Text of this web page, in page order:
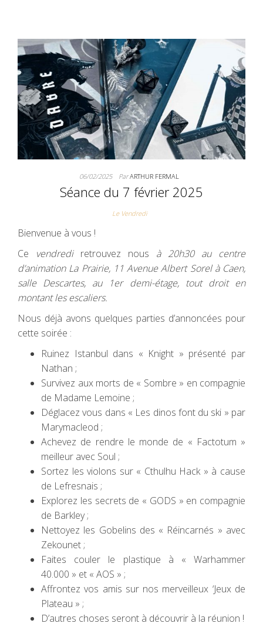
06/02/2025 ParARTHUR FERMAL
Séance du 7 février 2025
Le Vendredi
Bienvenue à vous !
Ce vendredi retrouvez nous à 20h30 au centre
d’animation La Prairie, 11 Avenue Albert Sorel à Caen,
salle Descartes, au 1er demi-étage, tout droit en
montant les escaliers.
Nous déjà avons quelques parties d’annoncées pour
cette soirée :
Ruinez Istanbul dans « Knight » présenté par
Nathan ;
Survivez aux morts de « Sombre » en compagnie
de Madame Lemoine ;
Déglacez vous dans « Les dinos font du ski » par
Marymacleod ;
Achevez de rendre le monde de « Factotum »
meilleur avec Soul ;
Sortez les violons sur « Cthulhu Hack » à cause
de Lefresnais ;
Explorez les secrets de « GODS » en compagnie
de Barkley ;
Nettoyez les Gobelins des « Réincarnés » avec
Zekounet ;
Faites couler le plastique à « Warhammer
40.000 » et « AOS » ;
Affrontez vos amis sur nos merveilleux ‘Jeux de
Plateau » ;
D’autres choses seront à découvrir à la réunion !